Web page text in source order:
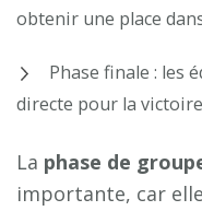
obtenir une place
Phase finale : les
directe pour la
La phase de
importante, car